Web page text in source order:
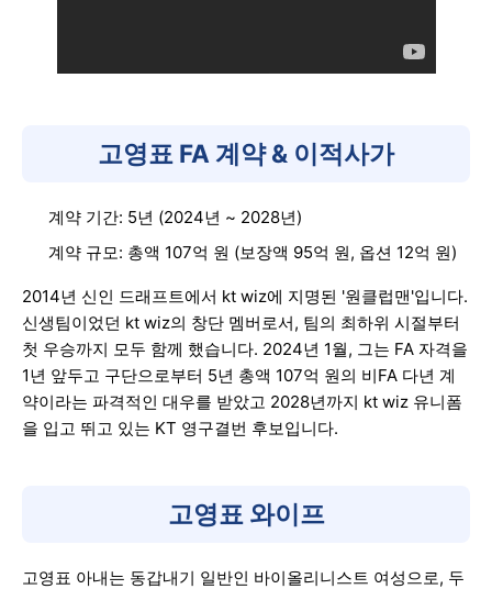
고영표 FA 계약 & 이적사가
계약 기간: 5년 (2024년 ~ 2028년)
계약 규모: 총액 107억 원 (보장액 95억 원, 옵션 12억 원)
2014년 신인 드래프트에서 kt wiz에 지명된 '원클럽맨'입니다.
신생팀이었던 kt wiz의 창단 멤버로서, 팀의 최하위 시절부터
첫 우승까지 모두 함께 했습니다. 2024년 1월, 그는 FA 자격을
1년 앞두고 구단으로부터 5년 총액 107억 원의 비FA 다년 계
약이라는 파격적인 대우를 받았고 2028년까지 kt wiz 유니폼
을 입고 뛰고 있는 KT 영구결번 후보입니다.
고영표 와이프
고영표 아내는 동갑내기 일반인 바이올리니스트 여성으로, 두